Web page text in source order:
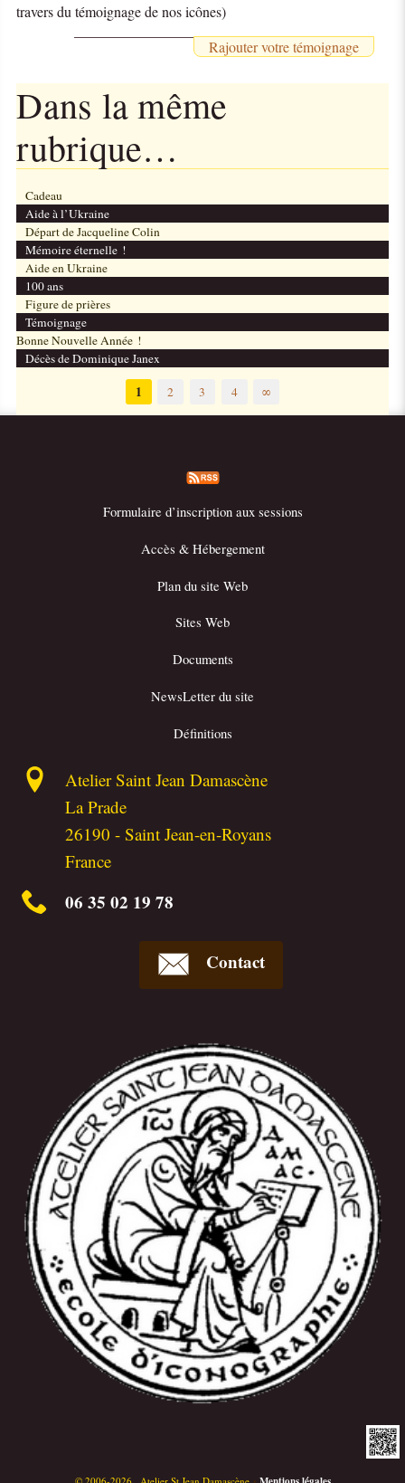
travers du témoignage de nos icônes)
Rajouter votre témoignage
Dans la même
rubrique…
Cadeau
Aide à l’Ukraine
Départ de Jacqueline Colin
Mémoire éternelle !
Aide en Ukraine
100 ans
Figure de prières
Témoignage
Bonne Nouvelle Année !
Décès de Dominique Janex
1 2 3 4 ∞
Formulaire d’inscription aux sessions
Accès & Hébergement
Plan du site Web
Sites Web
Documents
NewsLetter du site
Définitions
Atelier Saint Jean Damascène
La Prade
26190 -Saint Jean-en-Royans
France
06 35 02 19 78
Contact